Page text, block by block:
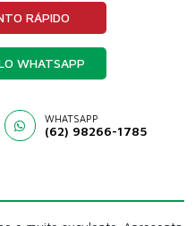
RÁPIDO
WHATSAPP
WHATSAPP
(62) 98266-1785